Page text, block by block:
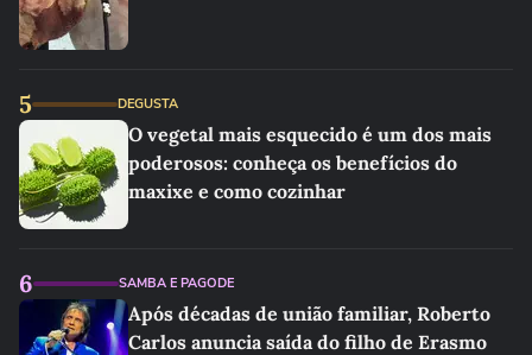
5 DEGUSTA
O vegetal mais esquecido é um dos mais
poderosos: conheça os benefícios do
maxixe e como cozinhar
6 SAMBA E PAGODE
Após décadas de união familiar, Roberto
Carlos anuncia saída do filho de Erasmo